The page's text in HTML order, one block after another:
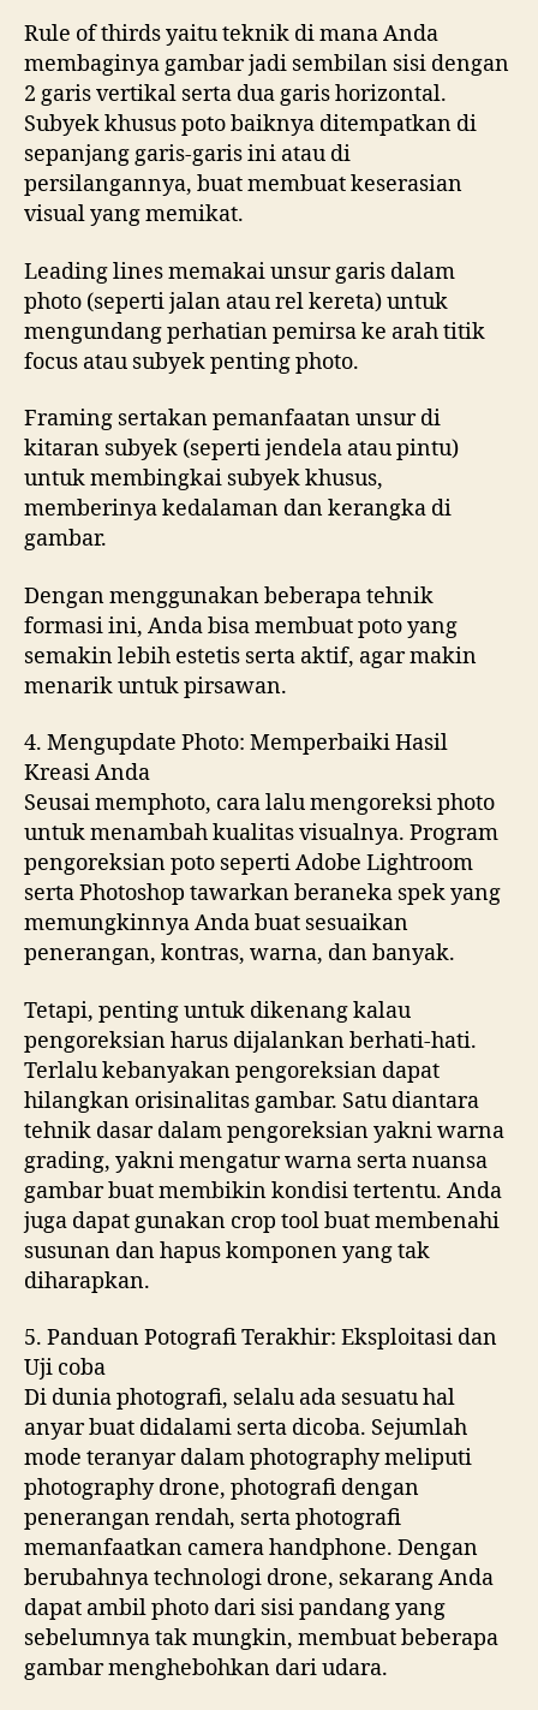
Rule of thirds yaitu teknik di mana Anda
membaginya gambar jadi sembilan sisi dengan
2 garis vertikal serta dua garis horizontal.
Subyek khusus poto baiknya ditempatkan di
sepanjang garis-garis ini atau di
persilangannya, buat membuat keserasian
visual yang memikat.
Leading lines memakai unsur garis dalam
photo (seperti jalan atau rel kereta) untuk
mengundang perhatian pemirsa ke arah titik
focus atau subyek penting photo.
Framing sertakan pemanfaatan unsur di
kitaran subyek (seperti jendela atau pintu)
untuk membingkai subyek khusus,
memberinya kedalaman dan kerangka di
gambar.
Dengan menggunakan beberapa tehnik
formasi ini, Anda bisa membuat poto yang
semakin lebih estetis serta aktif, agar makin
menarik untuk pirsawan.
4. Mengupdate Photo: Memperbaiki Hasil
Kreasi Anda
Seusai memphoto, cara lalu mengoreksi photo
untuk menambah kualitas visualnya. Program
pengoreksian poto seperti Adobe Lightroom
serta Photoshop tawarkan beraneka spek yang
memungkinnya Anda buat sesuaikan
penerangan, kontras, warna, dan banyak.
Tetapi, penting untuk dikenang kalau
pengoreksian harus dijalankan berhati-hati.
Terlalu kebanyakan pengoreksian dapat
hilangkan orisinalitas gambar. Satu diantara
tehnik dasar dalam pengoreksian yakni warna
grading, yakni mengatur warna serta nuansa
gambar buat membikin kondisi tertentu. Anda
juga dapat gunakan crop tool buat membenahi
susunan dan hapus komponen yang tak
diharapkan.
5. Panduan Potografi Terakhir: Eksploitasi dan
Uji coba
Di dunia photografi, selalu ada sesuatu hal
anyar buat didalami serta dicoba. Sejumlah
mode teranyar dalam photography meliputi
photography drone, photografi dengan
penerangan rendah, serta photografi
memanfaatkan camera handphone. Dengan
berubahnya technologi drone, sekarang Anda
dapat ambil photo dari sisi pandang yang
sebelumnya tak mungkin, membuat beberapa
gambar menghebohkan dari udara.